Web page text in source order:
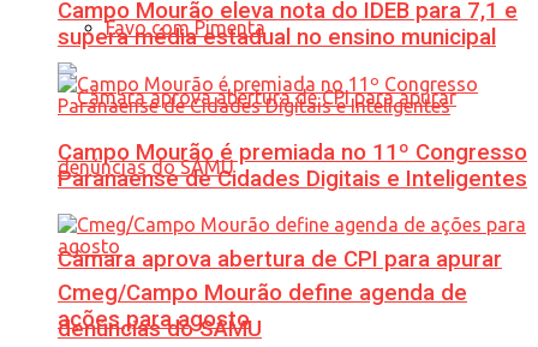
Favo com Pimenta
Câmara aprova abertura de CPI para apurar
denúncias do SAMU
Campo Mourão eleva nota do IDEB para 7,1 e
supera média estadual no ensino municipal
Campo Mourão é premiada no 11º Congresso
Paranaense de Cidades Digitais e Inteligentes
Cmeg/Campo Mourão define agenda de
ações para agosto